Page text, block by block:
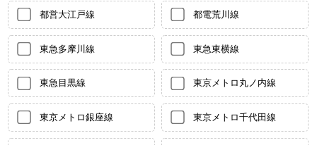
都営大江戸線 都電荒川線
東急多摩川線 東急東横線
東急目黒線 東京メトロ丸ノ内線
東京メトロ銀座線 東京メトロ千代田線